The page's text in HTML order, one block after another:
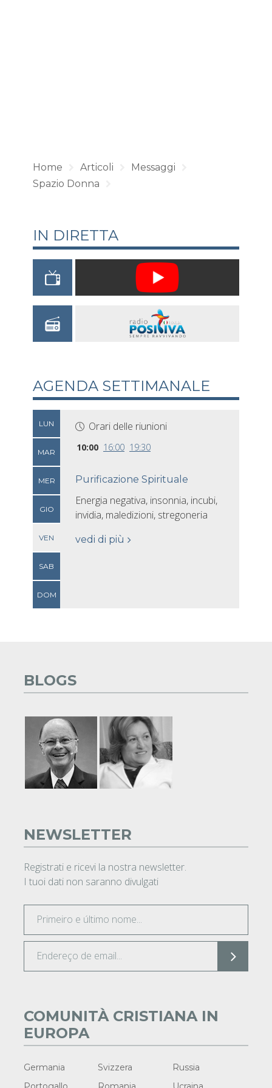
Home Articoli
Messaggi
Spazio Donna
IN DIRETTA
AGENDA SETTIMANALE
LUN
MAR
MER
GIO
VEN
SAB
DOM
Orari delle riunioni
10:00 16:00 19:30
Purificazione Spirituale
Energia negativa, insonnia, incubi,
invidia, maledizioni, stregoneria
vedi di più
BLOGS
NEWSLETTER
Registrati e ricevi la nostra newsletter.
I tuoi dati non saranno divulgati
COMUNITÀ CRISTIANA IN
EUROPA
Germania Svizzera
Russia